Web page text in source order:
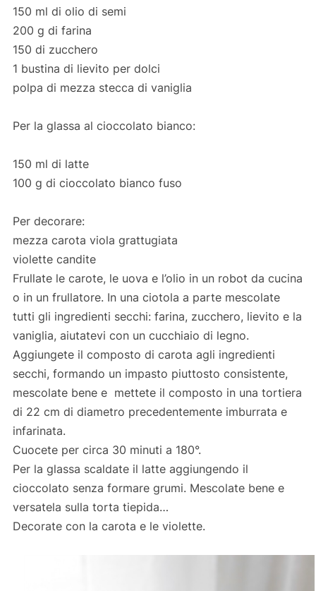
150 ml di olio di semi
200 g di farina
150 di zucchero
1 bustina di lievito per dolci
polpa di mezza stecca di vaniglia
Per la glassa al cioccolato bianco:
150 ml di latte
100 g di cioccolato bianco fuso
Per decorare:
mezza carota viola grattugiata
violette candite
Frullate le carote, le uova e l’olio in un robot da cucina
o in un frullatore. In una ciotola a parte mescolate
tutti gli ingredienti secchi: farina, zucchero, lievito e la
vaniglia, aiutatevi con un cucchiaio di legno.
Aggiungete il composto di carota agli ingredienti
secchi, formando un impasto piuttosto consistente,
mescolate bene e mettete il composto in una tortiera
di 22 cm di diametro precedentemente imburrata e
infarinata.
Cuocete per circa 30 minuti a 180°.
Per la glassa scaldate il latte aggiungendo il
cioccolato senza formare grumi. Mescolate bene e
versatela sulla torta tiepida…
Decorate con la carota e le violette.